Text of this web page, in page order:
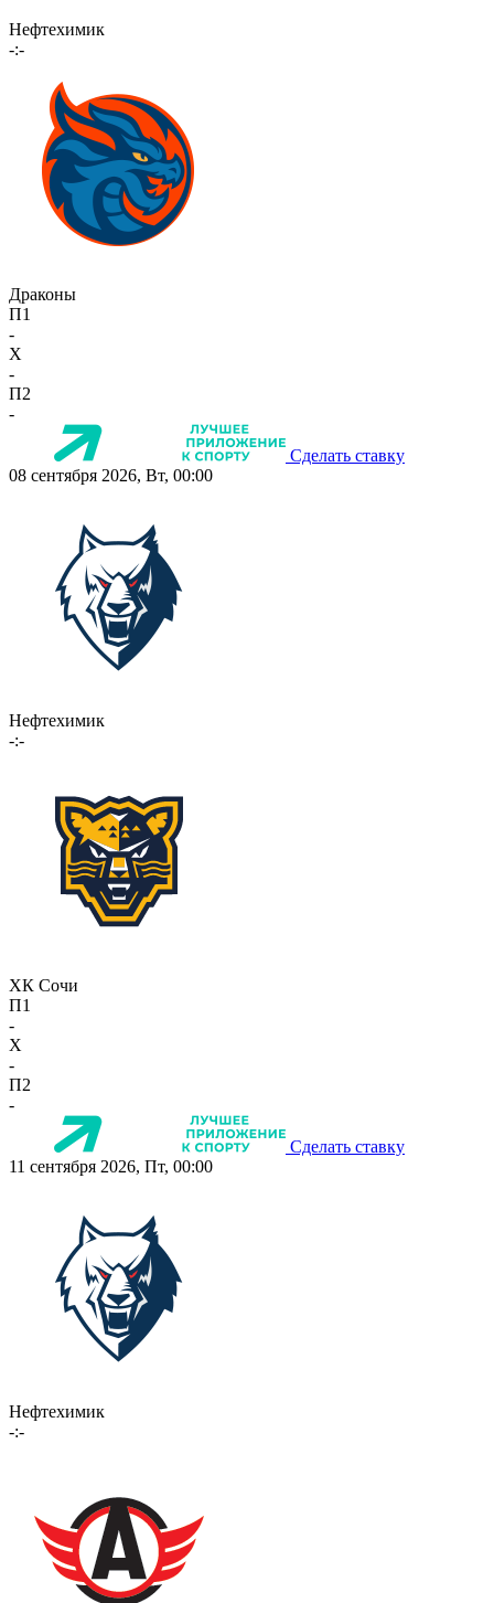
Нефтехимик
-:-
Драконы
П1
-
X
-
П2
-
Сделать ставку
08 сентября 2026, Вт, 00:00
Нефтехимик
-:-
ХК Сочи
П1
-
X
-
П2
-
Сделать ставку
11 сентября 2026, Пт, 00:00
Нефтехимик
-:-